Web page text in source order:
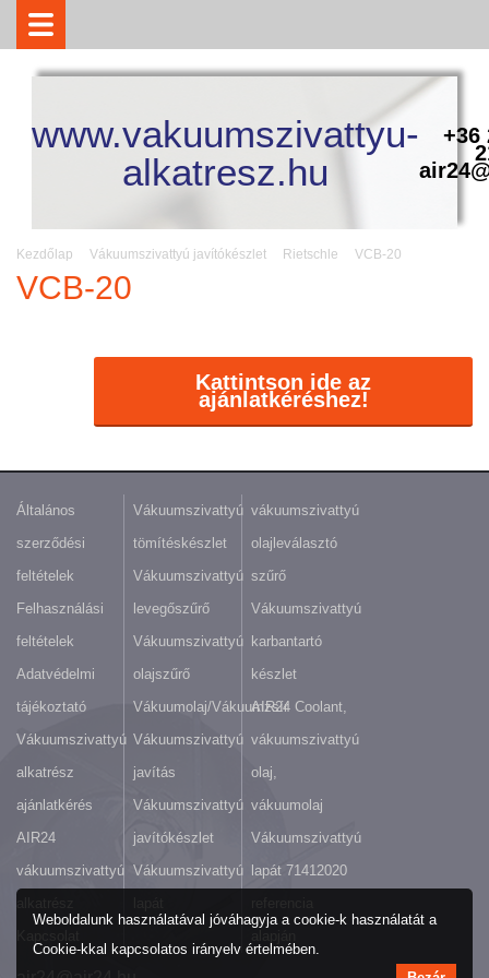
www.vakuumszivattyu-
alkatresz.hu
+36
Kezdőlap Vákuumszivattyú javítókészlet Rietschle VCB-20
VCB-20
Kattintson ide az
ajánlatkéréshez!
Általános
szerződési
feltételek
Felhasználási
feltételek
Adatvédelmi
tájékoztató
Vákuumszivattyú
alkatrész
ajánlatkérés
AIR24
vákuumszivattyú
Vákuumszivattyú
tömítéskészlet
Vákuumszivattyú
levegőszűrő
Vákuumszivattyú
olajszűrő
Vákuumolaj/Vákuumzsír
Vákuumszivattyú
javítás
Vákuumszivattyú
javítókészlet
Vákuumszivattyú
vákuumszivattyú
olajleválasztó
szűrő
Vákuumszivattyú
karbantartó
készlet
AIR24 Coolant,
vákuumszivattyú
olaj,
vákuumolaj
Vákuumszivattyú
lapát 71412020
Weboldalunk használatával jóváhagyja a cookie-k használatát a
Cookie-kkal kapcsolatos irányelv értelmében.